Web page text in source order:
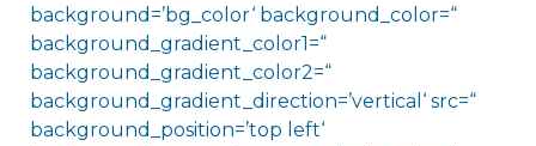
background=’bg_color‘ background_color=“
background_gradient_color1=“
background_gradient_color2=“
background_gradient_direction=’vertical‘ src=“
background_position=’top left‘